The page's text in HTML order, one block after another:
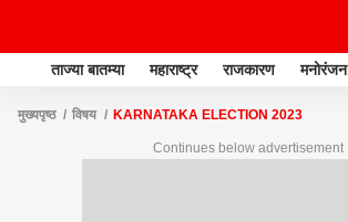
ताज्या बातम्या महाराष्ट्र राजकारण मनोरंजन
मुख्यपृष्ठ विषय KARNATAKA ELECTION 2023
Continues below advertisement